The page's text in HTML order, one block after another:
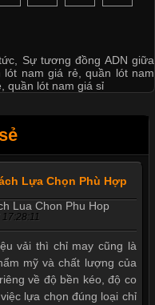
Sự tương đồng ADN giữa
lót nam giá rẻ
quần lót nam
quần lót nam giá sỉ
Lựa Chọn Phù Hợp
vải thì chỉ may cũng là
mỹ và chất lượng của
về độ bền kéo, độ co
lựa chọn đúng loại chỉ